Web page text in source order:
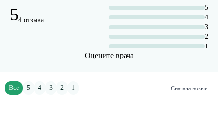
54 отзыва
5
4
3
2
1
Оцените врача
Все 5 4 3 2 1 Сначала новые